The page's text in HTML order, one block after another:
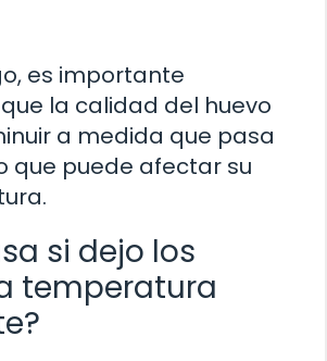
es importante
la calidad del huevo
a medida que pasa
que puede afectar su
si dejo los
temperatura